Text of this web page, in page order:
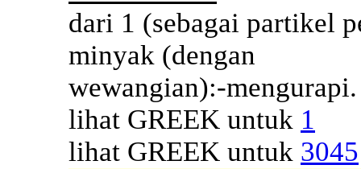
dari 1 (sebagai partikel
minyak (dengan
wewangian):-mengurapi.
lihat GREEK untuk 1
lihat GREEK untuk 3045